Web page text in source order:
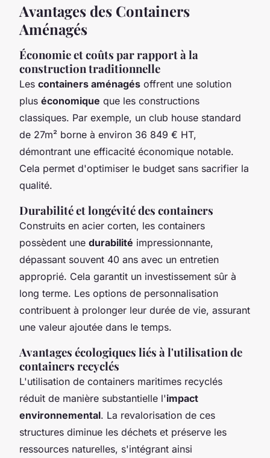
Avantages des Containers
Aménagés
Économie et coûts par rapport à la
construction traditionnelle
Les containers aménagés offrent une solution
plus économique que les constructions
classiques. Par exemple, un club house standard
de 27m² borne à environ 36 849 € HT,
démontrant une efficacité économique notable.
Cela permet d'optimiser le budget sans sacrifier la
qualité.
Durabilité et longévité des containers
Construits en acier corten, les containers
possèdent une durabilité impressionnante,
dépassant souvent 40 ans avec un entretien
approprié. Cela garantit un investissement sûr à
long terme. Les options de personnalisation
contribuent à prolonger leur durée de vie, assurant
une valeur ajoutée dans le temps.
Avantages écologiques liés à l'utilisation de
containers recyclés
L'utilisation de containers maritimes recyclés
réduit de manière substantielle l'impact
environnemental. La revalorisation de ces
structures diminue les déchets et préserve les
ressources naturelles, s'intégrant ainsi